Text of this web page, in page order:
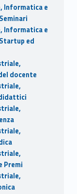
Informatica e
Informatica e
ed
docente
Premi